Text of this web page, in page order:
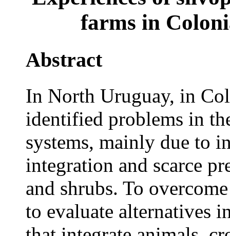
farms in
Abstract
In North Uruguay, in
identified problems in
systems, mainly due to
integration and scarce
and shrubs. To
to evaluate alternatives